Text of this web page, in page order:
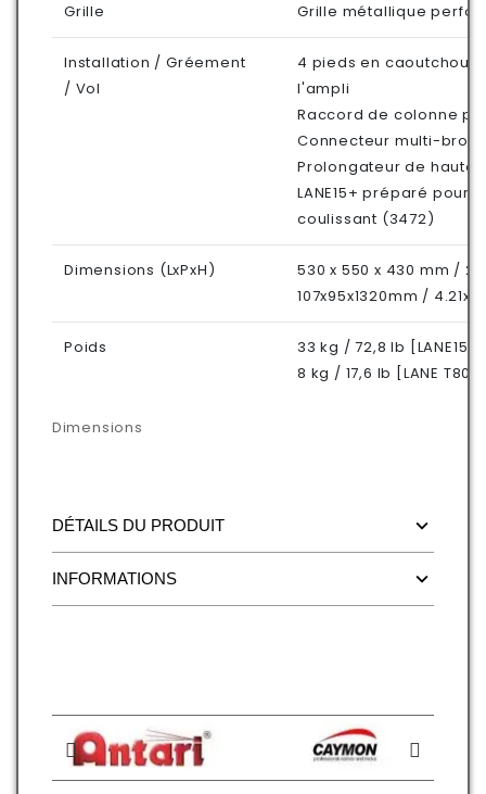
Grille Grille métallique
Installation / Gréement
/ Vol
4 pieds en caoutchouc
l'ampli
Raccord de colonne
Connecteur multi-
Prolongateur de
LANE15+ préparé
coulissant (3472)
Dimensions (LxPxH)
530 x 550 x 430 mm /
107x95x1320mm /
Poids
33 kg / 72,8 lb
8 kg / 17,6 lb [LANE
Dimensions
DÉTAILS DU PRODUIT
INFORMATIONS